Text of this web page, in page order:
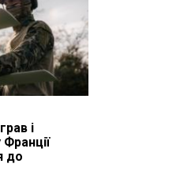
і
до